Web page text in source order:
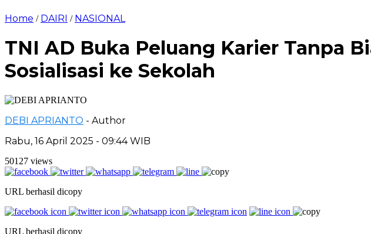
Home / DAIRI / NASIONAL
TNI AD Buka Peluang Karier Tanpa
Sosialisasi ke Sekolah
DEBI APRIANTO - Author
Rabu, 16 April 2025 - 09:44 WIB
50127 views
URL berhasil dicopy
URL berhasil dicopy